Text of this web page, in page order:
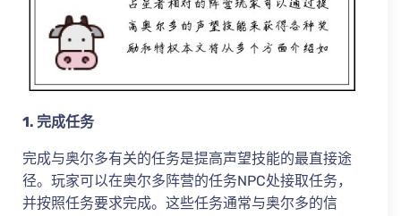
1. 完成任务
完成与奥尔多有关的任务是提高声望技能的最直接途
径。玩家可以在奥尔多阵营的任务NPC处接取任务，
并按照任务要求完成。这些任务通常与奥尔多的信